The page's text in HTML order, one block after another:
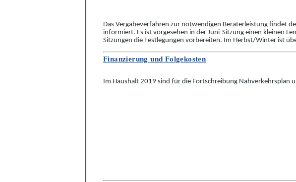
Das Vergabeverfahren zur notwendigen Beraterleistung findet
informiert. Es ist vorgesehen in der Juni-Sitzung einen kleinen
Sitzungen die Festlegungen vorbereiten. Im Herbst/Winter ist
Finanzierung und Folgekosten
Im Haushalt 2019 sind für die Fortschreibung Nahverkehrsplan